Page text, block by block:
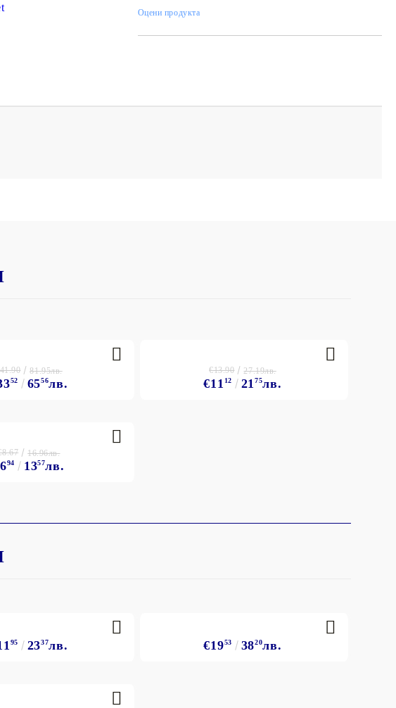
Оцени продукта
52 6556лв.
81.95лв.
€11 12 2175лв.
€13.90 27.19лв.
94 1357лв.
16.96лв.
95 2337лв. €1953 3820лв.